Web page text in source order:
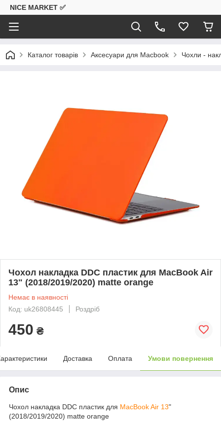
NICE MARKET ✅
Каталог товарів Аксесуари для Macbook Чохли -
Чохол накладка DDC пластик для MacBook Air
13" (2018/2019/2020) matte orange
Немає в наявності
Код: uk26808445
Роздріб
450 ₴
Доставка Оплата Умови повернення
Опис
Чохол накладка DDC пластик для MacBook Air 13"
(2018/2019/2020) matte orange